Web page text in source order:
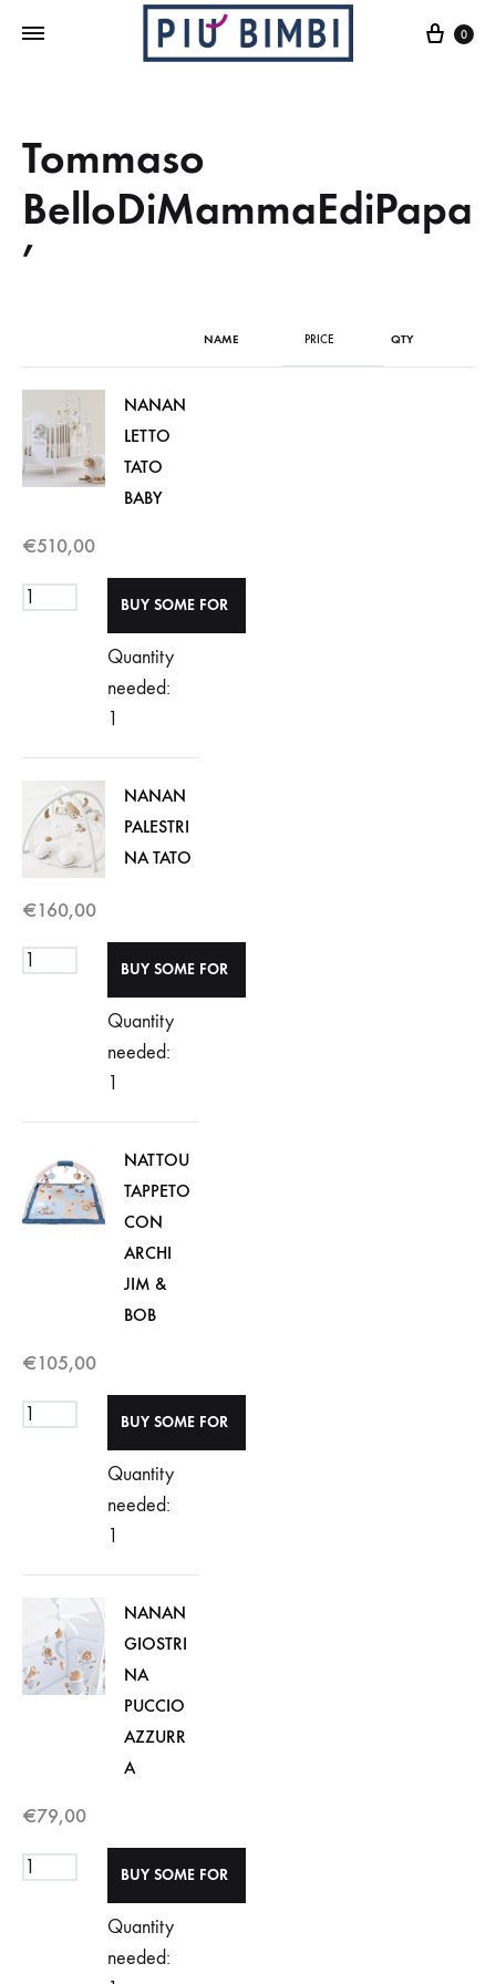
Cart
0
Tommaso
BelloDiMammaEdiPapa
’
NAME PRICE QTY
NANAN
LETTO
TATO
BABY
€510,00
Quantity
needed:
1
NANAN
PALESTRI
NA TATO
€160,00
Quantity
needed:
1
NATTOU
TAPPETO
CON
ARCHI
JIM &
BOB
€105,00
Quantity
needed:
1
NANAN
GIOSTRI
NA
PUCCIO
AZZURR
A
€79,00
Quantity
needed: